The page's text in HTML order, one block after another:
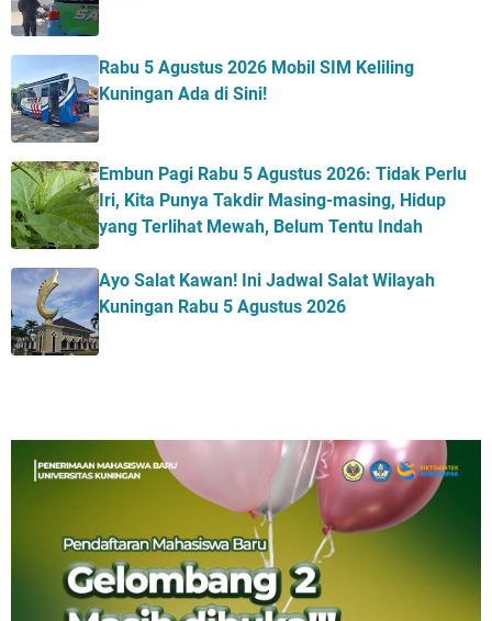
Rabu 5 Agustus 2026 Mobil SIM Keliling
Kuningan Ada di Sini!
Embun Pagi Rabu 5 Agustus 2026: Tidak Perlu
Iri, Kita Punya Takdir Masing-masing, Hidup
yang Terlihat Mewah, Belum Tentu Indah
Ayo Salat Kawan! Ini Jadwal Salat Wilayah
Kuningan Rabu 5 Agustus 2026